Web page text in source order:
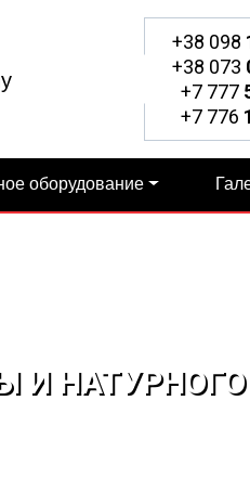
+38 098
+38 073
+7 777
+7 776
оборудование
НАТУРНОГО